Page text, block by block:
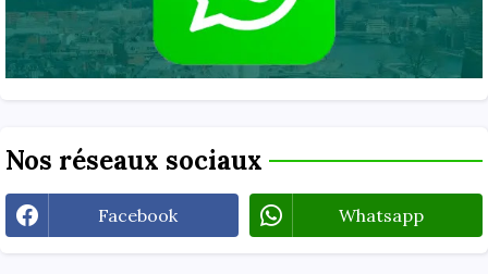
Nos réseaux sociaux
Facebook Whatsapp